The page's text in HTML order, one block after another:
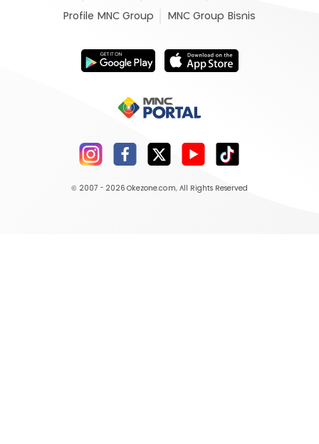
Profile MNC Group MNC Group Bisnis
© 2007 - 2026 Okezone.com, All Rights Reserved